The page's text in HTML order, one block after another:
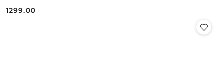
Cena:
1299.00